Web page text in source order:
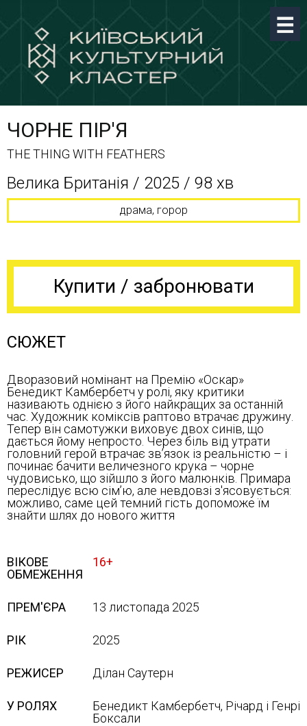
ЧОРНЕ ПІР'Я
THE THING WITH FEATHERS
Велика Британія / 2025 / 98 хв
драма, горор
Купити / забронювати
СЮЖЕТ
Дворазовий номінант на Премію «Оскар»
Бенедикт Камбербетч у ролі, яку критики
називають однією з його найкращих за останній
час. Художник коміксів раптово втрачає дружину.
Тепер він самотужки виховує двох синів, що
дається йому непросто. Через біль від утрати
головний герой втрачає зв’язок із реальністю – і
починає бачити величезного крука – чорне
чудовисько, що зійшло з його малюнків. Примара
переслідує всю сім’ю, але невдовзі з'ясовується:
можливо, саме цей темний гість допоможе їм
знайти шлях до нового життя
ВІКОВЕ
ОБМЕЖЕННЯ
16+
ПРЕМ'ЄРА 13 листопада 2025
РІК 2025
РЕЖИСЕР Ділан Саутерн
У РОЛЯХ
Бенедикт Камбербетч, Річард і Генрі
Боксали